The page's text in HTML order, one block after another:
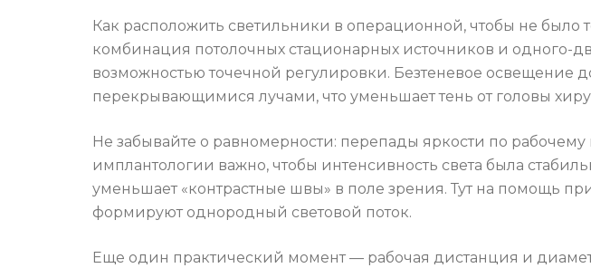
Как расположить светильники в операционной, чтобы не
комбинация потолочных стационарных источников и одного-
возможностью точечной регулировки. Безтеневое освещение
перекрывающимися лучами, что уменьшает тень от головы
Не забывайте о равномерности: перепады яркости по
имплантологии важно, чтобы интенсивность света была
уменьшает «контрастные швы» в поле зрения. Тут на помощь
формируют однородный световой поток.
Еще один практический момент — рабочая дистанция и